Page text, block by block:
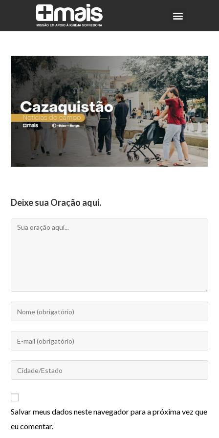
Deixe sua Oração aqui.
Salvar meus dados neste navegador para a próxima vez que
eu comentar.